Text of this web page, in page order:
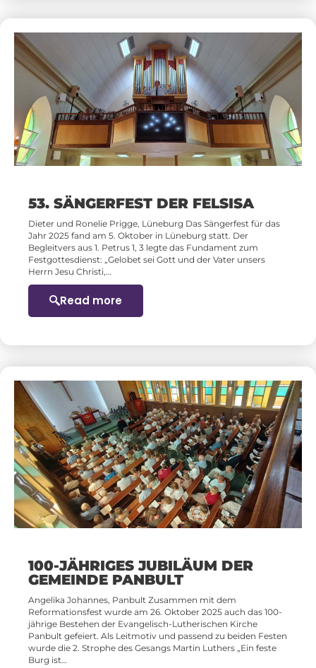
53. SÄNGERFEST DER FELSISA
Dieter und Ronelie Prigge, Lüneburg Das Sängerfest für das
Jahr 2025 fand am 5. Oktober in Lüneburg statt. Der
Begleitvers aus 1. Petrus 1, 3 legte das Fundament zum
Festgottesdienst: „Gelobet sei Gott und der Vater unsers
Herrn Jesu Christi,…
Read more
100-JÄHRIGES JUBILÄUM DER
GEMEINDE PANBULT
Angelika Johannes, Panbult Zusammen mit dem
Reformationsfest wurde am 26. Oktober 2025 auch das 100-
jährige Bestehen der Evangelisch-Lutherischen Kirche
Panbult gefeiert. Als Leitmotiv und passend zu beiden Festen
wurde die 2. Strophe des Gesangs Martin Luthers „Ein feste
Burg ist…